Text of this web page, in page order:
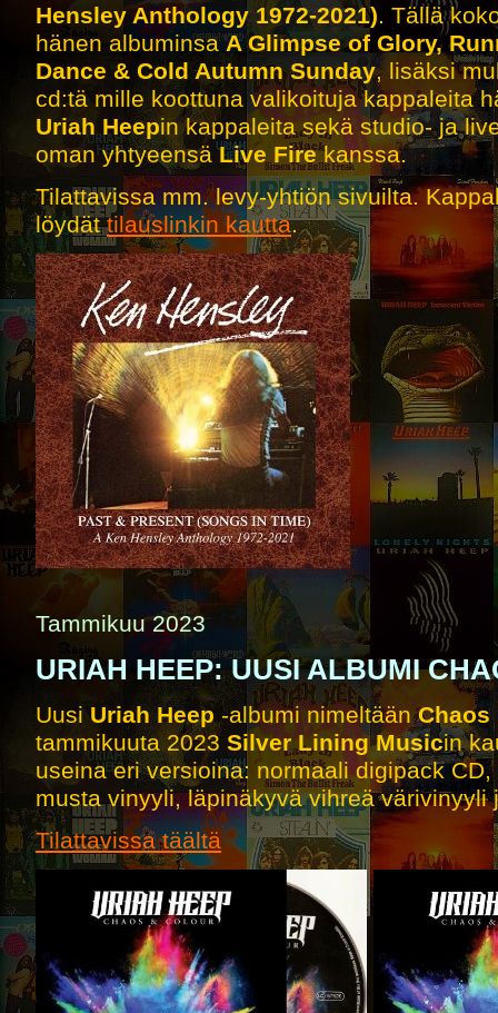
Hensley Anthology 1972-2021). Tällä
hänen albuminsaA Glimpse of Glory,
Dance & Cold Autumn Sunday, lisäksi
cd:tä mille koottuna valikoituja kappaleita
Uriah Heepin kappaleita sekä studio- ja
oman yhtyeensäLive Firekanssa.
Tilattavissa mm. levy-yhtiön sivuilta.
löydättilauslinkin kautta.
Tammikuu 2023
URIAH HEEP: UUSI ALBUMI
Uusi Uriah Heep -albumi nimeltäänChaos
tammikuuta 2023 Silver Lining Musicin
useina eri versioina: normaali digipack
musta vinyyli, läpinäkyvä vihreä värivinyyli
Tilattavissa täältä